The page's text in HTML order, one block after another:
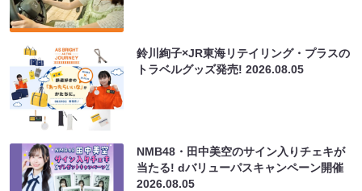
鈴川絢子×JR東海リテイリング・プラスの
トラベルグッズ発売!2026.08.05
NMB48・田中美空のサイン入りチェキが
当たる! dバリューパスキャンペーン開催
2026.08.05